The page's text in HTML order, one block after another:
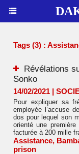
Tags (3) :
Révélations
Sonko
14/02/2021 |
Pour expliquer sa
employée l’accuse
dos pour lequel son
orienté une
facturée à 200 mille
Assistance,
prison